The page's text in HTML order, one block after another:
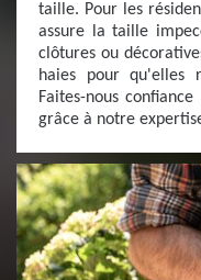
taille. Pour les
assure la taille
clôtures ou
haies pour qu'elles
Faites-nous
grâce à notre